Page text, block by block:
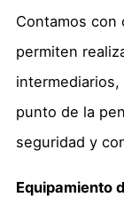
Contamos con
permiten
punto de la
seguridad y
Equipamiento